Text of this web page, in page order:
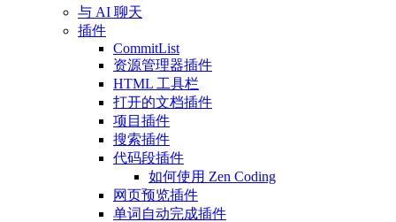
与 AI 聊天
插件
CommitList
资源管理器插件
HTML 工具栏
打开的文档插件
项目插件
搜索插件
代码段插件
如何使用 Zen Coding
网页预览插件
单词自动完成插件